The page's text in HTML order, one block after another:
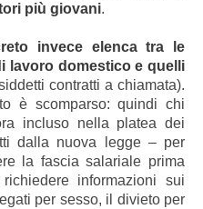
più giovani.
invece elenca tra le
lavoro domestico e quelli
contratti a chiamata).
è scomparso: quindi chi
incluso nella platea dei
dalla nuova legge – per
la fascia salariale prima
informazioni sui
per sesso, il divieto per